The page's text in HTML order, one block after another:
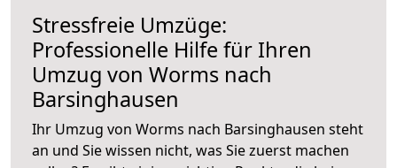
Stressfreie Umzüge:
Professionelle Hilfe für Ihren
Umzug von Worms nach
Barsinghausen
Ihr Umzug von Worms nach Barsinghausen steht
an und Sie wissen nicht, was Sie zuerst machen